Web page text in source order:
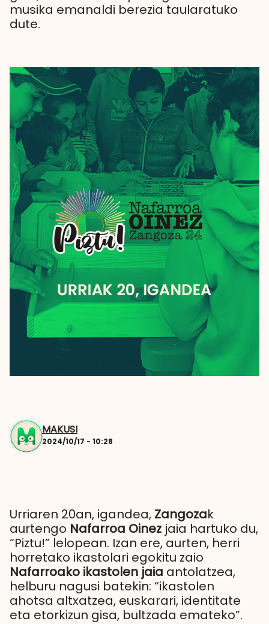
musika emanaldi berezia taularatuko
dute.
MAKUSI
2024/10/17 - 10:28
Urriaren 20an, igandea, Zangozak
aurtengo Nafarroa Oinez jaia hartuko du,
“Piztu!” lelopean. Izan ere, aurten, herri
horretako ikastolari egokitu zaio
Nafarroako ikastolen jaia antolatzea,
helburu nagusi batekin: “ikastolen
ahotsa altxatzea, euskarari, identitate
eta etorkizun gisa, bultzada emateko”.